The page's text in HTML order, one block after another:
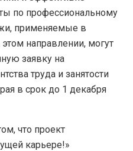
по профессиональному
применяемые в
этом направлении, могут
заявку на
труда и занятости
в срок до 1 декабря
что проект
карьере!»